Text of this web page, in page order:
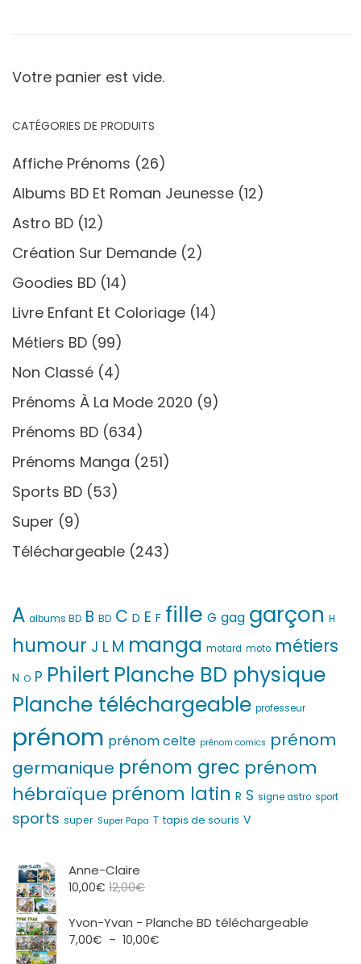
Votre panier est vide.
CATÉGORIES DE PRODUITS
Affiche Prénoms (26)
Albums BD Et Roman Jeunesse (12)
Astro BD (12)
Création Sur Demande (2)
Goodies BD (14)
Livre Enfant Et Coloriage (14)
Métiers BD (99)
Non Classé (4)
Prénoms À La Mode 2020 (9)
Prénoms BD (634)
Prénoms Manga (251)
Sports BD (53)
Super (9)
Téléchargeable (243)
A albums BD B BD C D E F fille G gag garçon H
humour J L M manga motard moto métiers
N O P Philert Planche BD physique
Planche téléchargeable professeur
prénom prénom celte prénom comics prénom
germanique prénom grec prénom
hébraïque prénom latin R S signe astro sport
sports super Super Papa T tapis de souris V
Anne-Claire
10,00€ 12,00€
Yvon-Yvan - Planche BD téléchargeable
7,00€ – 10,00€